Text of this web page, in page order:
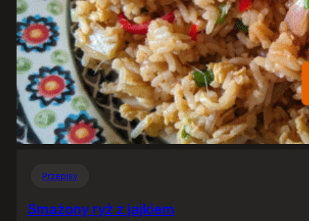
Przepisy
Smażony ryż z jajkiem